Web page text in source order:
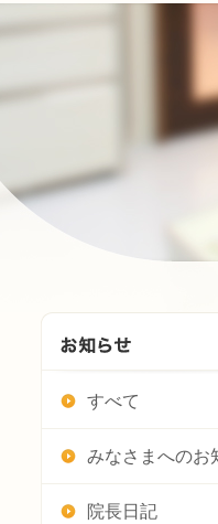
すべて
みなさまへのお
院長日記